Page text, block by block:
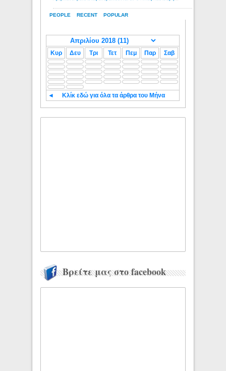
PEOPLE RECENT POPULAR
Κυρ Δευ Τρι Τετ Πεμ Παρ Σαβ
◄ Κλίκ εδώ για όλα τα άρθρα του Μήνα
Βρείτε μας στο facebook